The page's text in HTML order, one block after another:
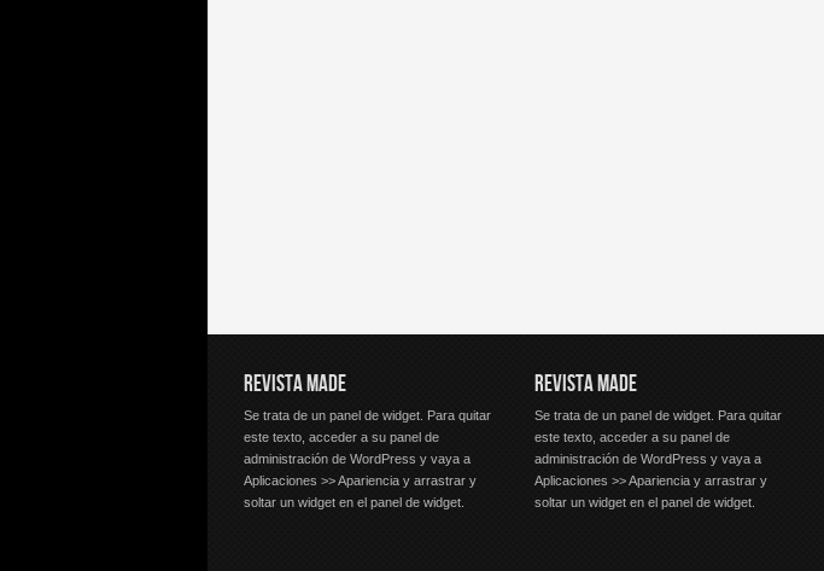
REVISTA MADE
Se trata de un panel de widget. Para quitar
este texto, acceder a su panel de
administración de WordPress y vaya a
Aplicaciones >> Apariencia y arrastrar y
soltar un widget en el panel de widget.
REVISTA MADE
Se trata de un panel de widget. Para quitar
este texto, acceder a su panel de
administración de WordPress y vaya a
Aplicaciones >> Apariencia y arrastrar y
soltar un widget en el panel de widget.